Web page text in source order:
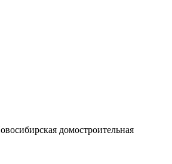
домостроительная